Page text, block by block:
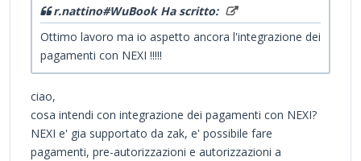
r.nattino#WuBook Ha scritto:
Ottimo lavoro ma io aspetto ancora l'integrazione dei
pagamenti con NEXI !!!!!
ciao,
cosa intendi con integrazione dei pagamenti con NEXI?
NEXI e' gia supportato da zak, e' possibile fare
pagamenti, pre-autorizzazioni e autorizzazioni a